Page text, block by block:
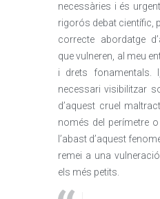
necessàries i és
rigorós debat científic,
correcte abordatge
que vulneren, al meu
i drets fonamentals.
necessari visibilitzar
d’aquest cruel
només del perímetre
l’abast d’aquest
remei a una
els més petits.